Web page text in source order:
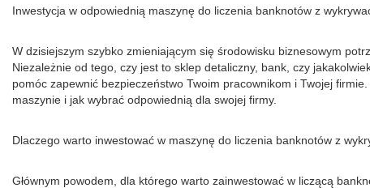
Inwestycja w odpowiednią maszynę do liczenia banknotów z
W dzisiejszym szybko zmieniającym się środowisku biznesowym
Niezależnie od tego, czy jest to sklep detaliczny, bank, czy
pomóc zapewnić bezpieczeństwo Twoim pracownikom i Twojej
maszynie i jak wybrać odpowiednią dla swojej firmy.
Dlaczego warto inwestować w maszynę do liczenia banknotów z
Głównym powodem, dla którego warto zainwestować w liczącą